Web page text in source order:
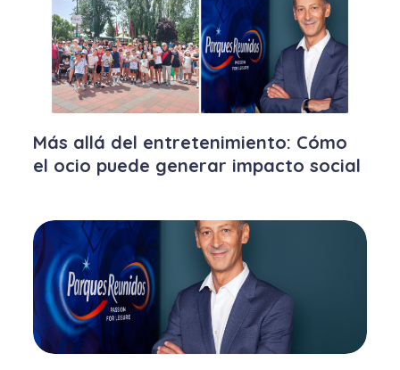
Más allá del entretenimiento: Cómo
el ocio puede generar impacto social